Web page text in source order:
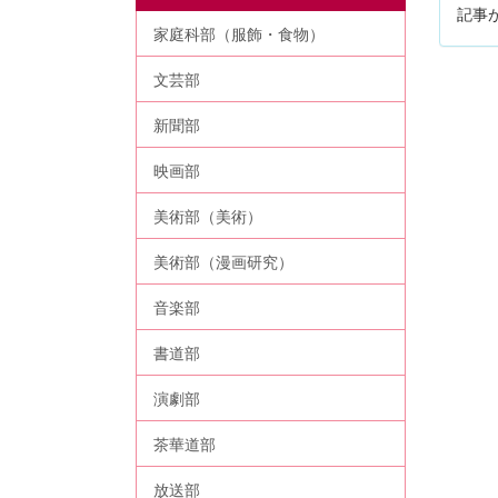
記事
家庭科部（服飾・食物）
文芸部
新聞部
映画部
美術部（美術）
美術部（漫画研究）
音楽部
書道部
演劇部
茶華道部
放送部